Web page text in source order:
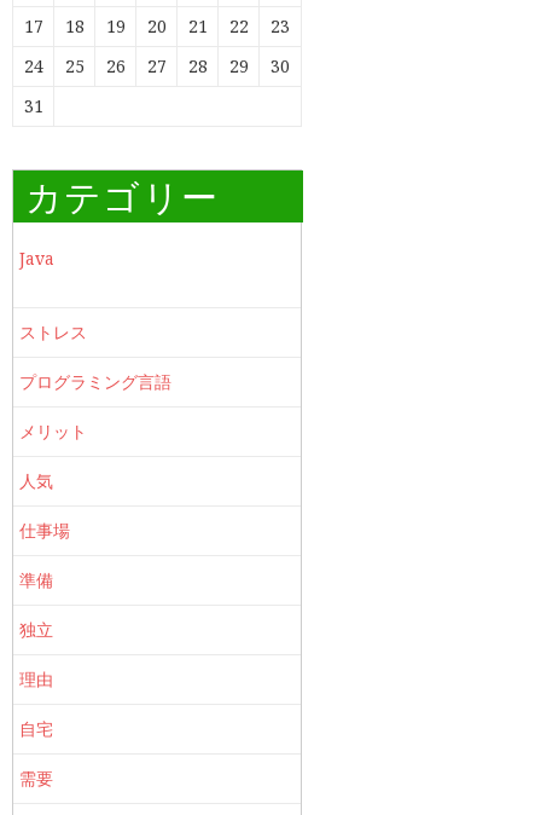
17
18 19 20 21 22
23
24
25 26 27 28 29
30
31
カテゴリー
Java
ストレス
プログラミング言語
メリット
人気
仕事場
準備
独立
理由
自宅
需要